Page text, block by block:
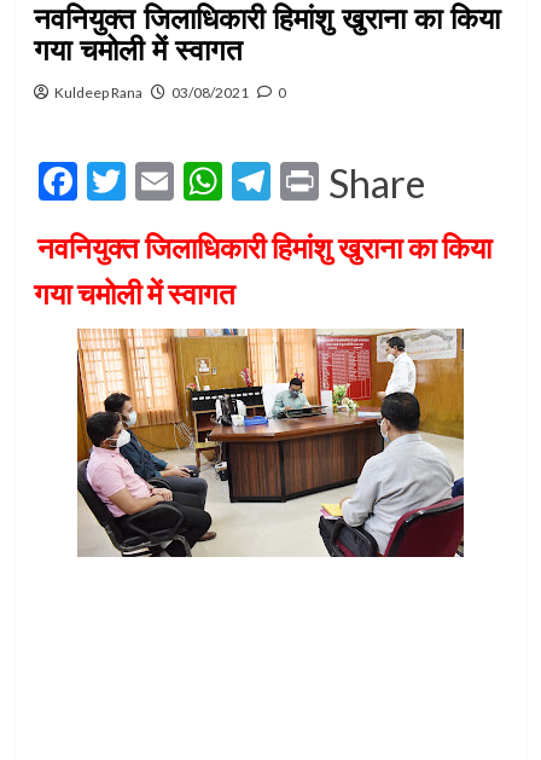
नवनियुक्त जिलाधिकारी हिमांशु खुराना का किया
गया चमोली में स्वागत
Kuldeep Rana 03/08/2021 0
Facebook
Twitter
EmailWhatsApp
Telegram
Print
Share
नवनियुक्त जिलाधिकारी हिमांशु खुराना का किया
गया चमोली में स्वागत